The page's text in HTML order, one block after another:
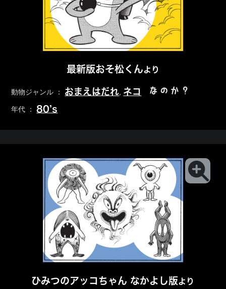
最新版おそ松くんより
動物ジャンル ： おまえはだれ ネコ なのか？
年代 ： 80’s
ひみつのアッコちゃん なかよし版より